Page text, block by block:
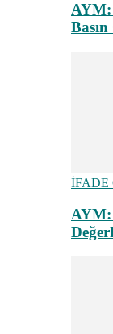
AYM:
İFADE
AYM: